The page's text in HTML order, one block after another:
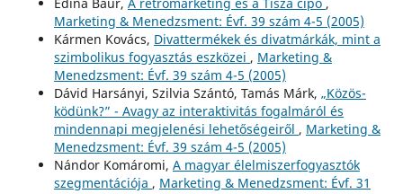
Marketing & Menedzsment: Évf. 39 szám 4-5 (2005)
Kármen Kovács, Divattermékek és divatmárkák, mint a
szimbolikus fogyasztás eszközei , Marketing &
Menedzsment: Évf. 39 szám 4-5 (2005)
Dávid Harsányi, Szilvia Szántó, Tamás Márk, „Közös-
ködünk?” - Avagy az interaktivitás fogalmáról és
mindennapi megjelenési lehetőségeiről , Marketing &
Menedzsment: Évf. 39 szám 4-5 (2005)
Nándor Komáromi, A magyar élelmiszerfogyasztók
szegmentációja , Marketing & Menedzsment: Évf. 31